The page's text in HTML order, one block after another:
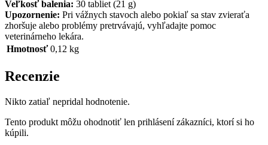
Veľkosť balenia: 30 tabliet (21 g)
Upozornenie: Pri vážnych stavoch alebo pokiaľ sa stav zvieraťa
zhoršuje alebo problémy pretrvávajú, vyhľadajte pomoc
veterinárneho lekára.
Hmotnosť 0,12 kg
Recenzie
Nikto zatiaľ nepridal hodnotenie.
Tento produkt môžu ohodnotiť len prihlásení zákazníci, ktorí si ho
kúpili.